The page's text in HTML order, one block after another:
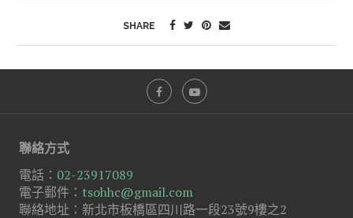
SHARE
聯絡方式
電話： 02-23917089
電子郵件： tsohhc@gmail.com
聯絡地址：新北市板橋區四川路一段23號9樓之2